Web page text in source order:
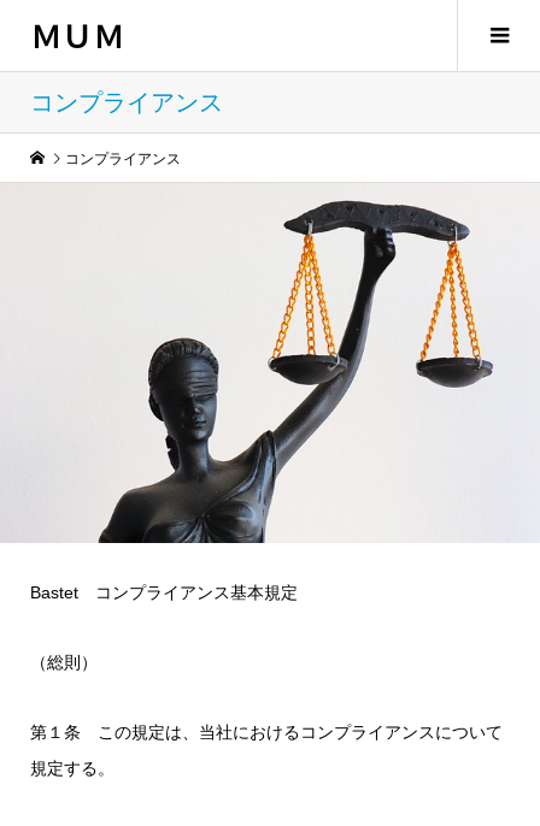
ＭＵＭ
コンプライアンス
コンプライアンス
Bastet コンプライアンス基本規定
（総則）
第１条 この規定は、当社におけるコンプライアンスについて
規定する。